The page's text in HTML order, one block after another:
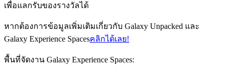
เพื่อแลกรับของรางวัลได้
หากต้องการข้อมูลเพิ่มเติมเกี่ยวกับ Galaxy Unpacked และ
Galaxy Experience Spacesคลิกได้เลย!
พื้นที่จัดงาน Galaxy Experience Spaces: